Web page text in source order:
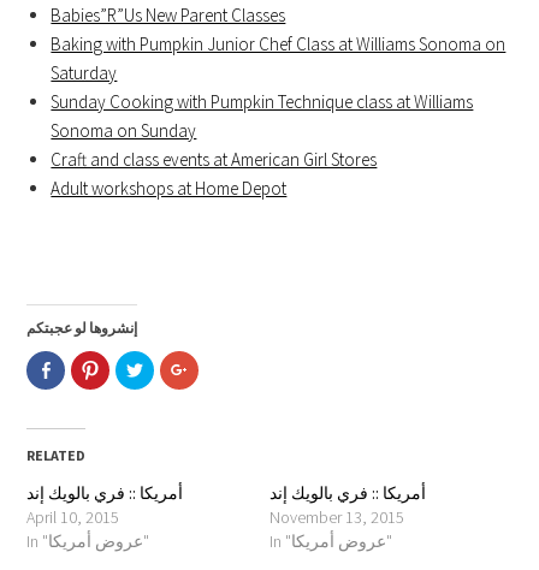
Babies”R”Us New Parent Classes
Baking with Pumpkin Junior Chef Class at Williams Sonoma on
Saturday
Sunday Cooking with Pumpkin Technique class at Williams
Sonoma on Sunday
Craft and class events at American Girl Stores
Adult workshops at Home Depot
إنشروها لو عجبتكم
Click
to
share
Facebook
in
window)
Click
to
share
window)
Click
to
share
window)
Click
to
RELATED
أمريكا :: فري بالويك إند
April 10, 2015
In "عروض أمريكا"
أمريكا :: فري بالويك إند
November 13, 2015
In "عروض أمريكا"